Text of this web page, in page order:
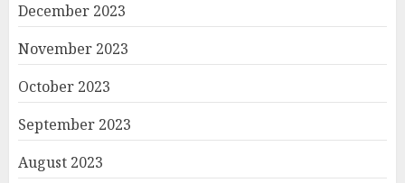
December 2023
November 2023
October 2023
September 2023
August 2023